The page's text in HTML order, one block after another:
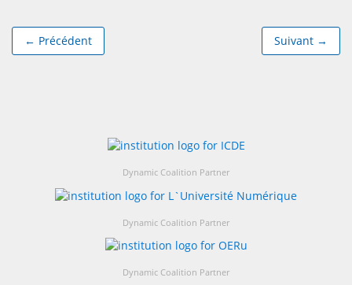
← Précédent Suivant →
Dynamic Coalition Partner
Dynamic Coalition Partner
Dynamic Coalition Partner